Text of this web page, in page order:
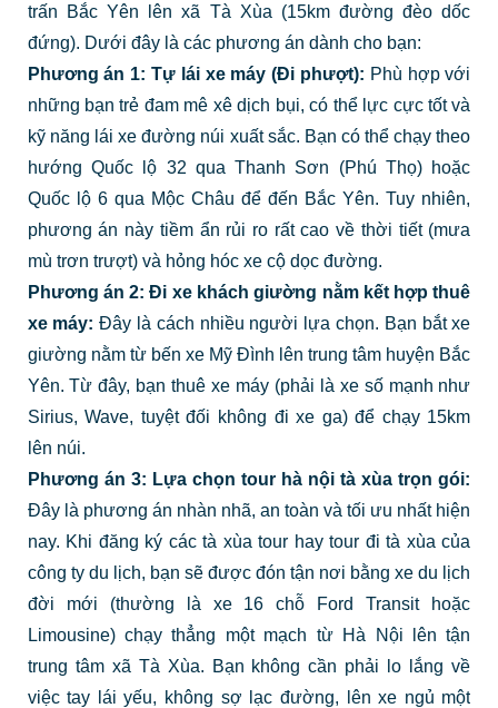
trấn Bắc Yên lên xã Tà Xùa (15km đường đèo dốc
đứng). Dưới đây là các phương án dành cho bạn:
Phương án 1: Tự lái xe máy (Đi phượt): Phù hợp với
những bạn trẻ đam mê xê dịch bụi, có thể lực cực tốt và
kỹ năng lái xe đường núi xuất sắc. Bạn có thể chạy theo
hướng Quốc lộ 32 qua Thanh Sơn (Phú Thọ) hoặc
Quốc lộ 6 qua Mộc Châu để đến Bắc Yên. Tuy nhiên,
phương án này tiềm ẩn rủi ro rất cao về thời tiết (mưa
mù trơn trượt) và hỏng hóc xe cộ dọc đường.
Phương án 2: Đi xe khách giường nằm kết hợp thuê
xe máy: Đây là cách nhiều người lựa chọn. Bạn bắt xe
giường nằm từ bến xe Mỹ Đình lên trung tâm huyện Bắc
Yên. Từ đây, bạn thuê xe máy (phải là xe số mạnh như
Sirius, Wave, tuyệt đối không đi xe ga) để chạy 15km
lên núi.
Phương án 3: Lựa chọn tour hà nội tà xùa trọn gói:
Đây là phương án nhàn nhã, an toàn và tối ưu nhất hiện
nay. Khi đăng ký các tà xùa tour hay tour đi tà xùa của
công ty du lịch, bạn sẽ được đón tận nơi bằng xe du lịch
đời mới (thường là xe 16 chỗ Ford Transit hoặc
Limousine) chạy thẳng một mạch từ Hà Nội lên tận
trung tâm xã Tà Xùa. Bạn không cần phải lo lắng về
việc tay lái yếu, không sợ lạc đường, lên xe ngủ một